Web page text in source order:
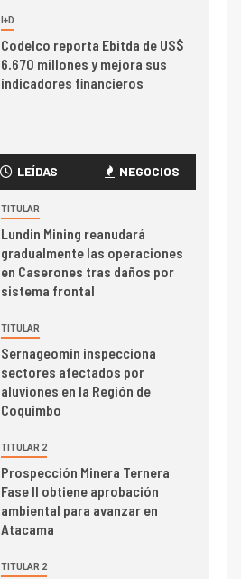
I+D
Codelco reporta Ebitda de US$
6.670 millones y mejora sus
indicadores financieros
camión 100% eléctrico para
transportar cátodos al Puerto
de San Antonio
I+D
Producción minera en mayo de
2026 cae 10,6%
PIB minero impacta el
crecimiento regional: Banco
Central reporta resultados
trimestre
I+D
Informe bimensual de
Cochilco: precio del cobre
alcanza máximos por escasez
de concentrados
I+D
LEÍDAS NEGOCIOS
TITULAR
Lundin Mining reanudará
gradualmente las operaciones
en Caserones tras daños por
sistema frontal
TITULAR
Sernageomin inspecciona
sectores afectados por
aluviones en la Región de
Coquimbo
TITULAR 2
Prospección Minera Ternera
Fase II obtiene aprobación
ambiental para avanzar en
Atacama
TITULAR 2